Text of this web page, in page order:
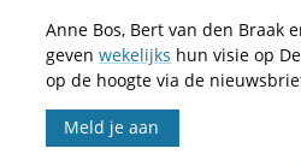
Anne Bos, Bert van den Braak
geven wekelijks hun visie op
op de hoogte via de
Meld je aan